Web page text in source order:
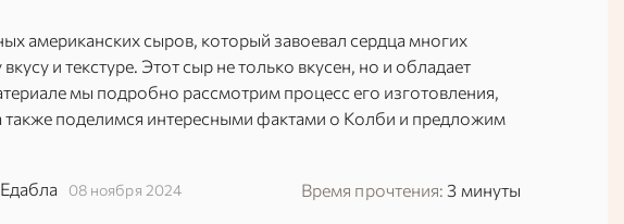
американских сыров, который завоевал сердца многих
и текстуре. Этот сыр не только вкусен, но и обладает
мы подробно рассмотрим процесс его изготовления,
также поделимся интересными фактами о Колби и предложим
08 ноября 2024 Время прочтения: 3 минуты